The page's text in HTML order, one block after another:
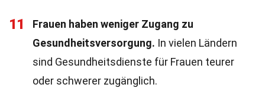
11
Frauen haben weniger Zugang zu
Gesundheitsversorgung. In vielen Ländern
sind Gesundheitsdienste für Frauen teurer
oder schwerer zugänglich.